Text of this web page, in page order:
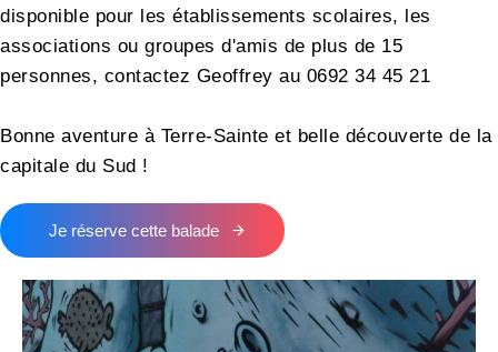
disponible pour les établissements scolaires, les
associations ou groupes d'amis de plus de 15
personnes, contactez Geoffrey au 0692 34 45 21
Bonne aventure à Terre-Sainte et belle découverte de la
capitale du Sud !
Je réserve cette balade